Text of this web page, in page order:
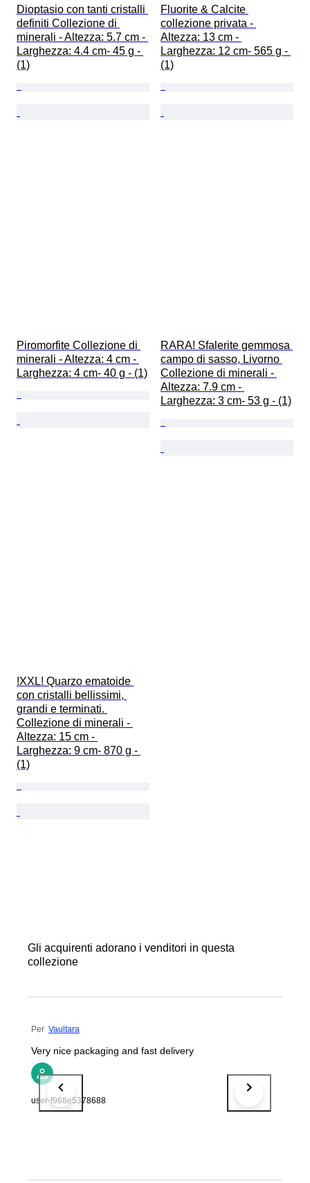
Dioptasio con tanti cristalli
definiti Collezione di
minerali - Altezza: 5.7 cm -
Larghezza: 4.4 cm- 45 g -
(1)
Fluorite & Calcite
collezione privata -
Altezza: 13 cm -
Larghezza: 12 cm- 565 g -
(1)
Piromorfite Collezione di
minerali - Altezza: 4 cm -
Larghezza: 4 cm- 40 g - (1)
RARA! Sfalerite gemmosa
campo di sasso, Livorno
Collezione di minerali -
Altezza: 7.9 cm -
Larghezza: 3 cm- 53 g - (1)
!XXL! Quarzo ematoide
con cristalli bellissimi,
grandi e terminati.
Collezione di minerali -
Altezza: 15 cm -
Larghezza: 9 cm- 870 g -
(1)
Gli acquirenti adorano i venditori in questa
collezione
Per Vaultara
Very nice packaging and fast delivery
user-f968e5378688